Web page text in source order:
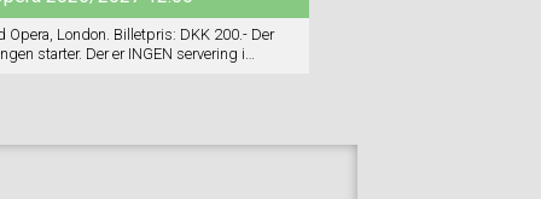
London. Billetpris: DKK 200.- Der
starter. Der er INGEN servering i